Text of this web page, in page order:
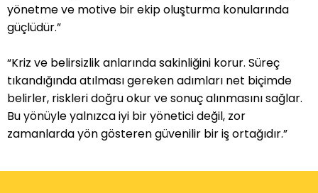
yönetme ve motive bir ekip oluşturma konularında
güçlüdür.”
“Kriz ve belirsizlik anlarında sakinliğini korur. Süreç
tıkandığında atılması gereken adımları net biçimde
belirler, riskleri doğru okur ve sonuç alınmasını sağlar.
Bu yönüyle yalnızca iyi bir yönetici değil, zor
zamanlarda yön gösteren güvenilir bir iş ortağıdır.”